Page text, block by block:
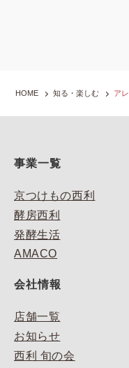
HOME 知る・楽しむ ア
事業一覧
京つけもの西利
酵房西利
発酵生活
AMACO
会社情報
店舗一覧
お知らせ
西利 旬の会